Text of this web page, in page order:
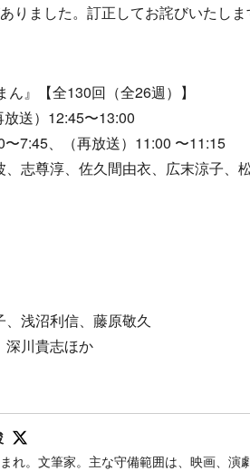
りました。訂正してお詫びいたしま
』【全130回（全26週）】
送）12:45〜13:00
7:45、（再放送）11:00 〜11:15
志尊淳、佐久間由衣、広末涼子、
浅沼利信、藤原敬久
深川貴志ほか
れ。文筆家。主な守備範囲は、映画、演